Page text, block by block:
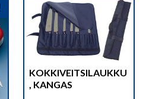
KOKKIVEITSILAUKKU
, KANGAS